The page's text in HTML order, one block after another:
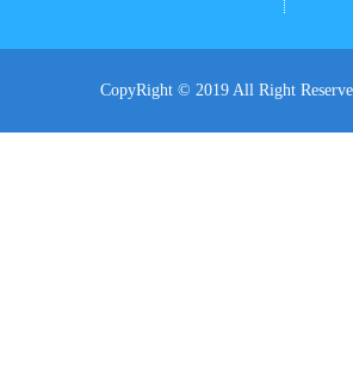
CopyRight © 2019 All Right